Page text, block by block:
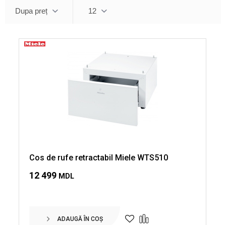
Dupa preț 12
Cos de rufe retractabil Miele WTS510
12 499 MDL
ADAUGĂ ÎN COȘ